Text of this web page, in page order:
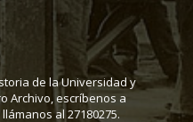
de la Universidad y
Archivo, escríbenos a
al 27180275.